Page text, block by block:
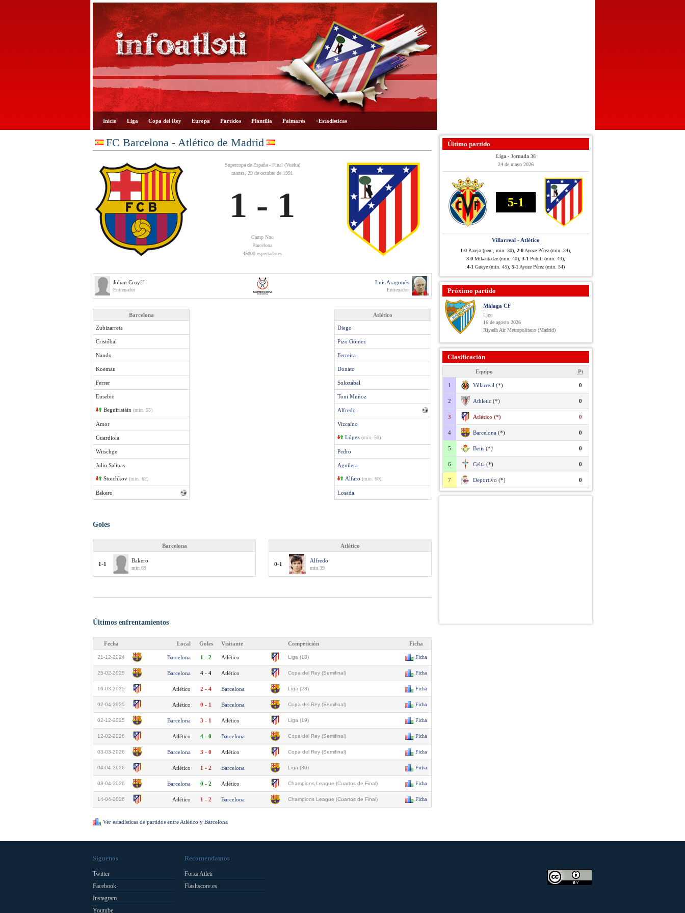
Inicio Liga Copa del Rey Europa Partidos Plantilla Palmarés +Estadísticas
FC Barcelona - Atlético de Madrid
Supercopa de España - Final (Vuelta)
martes, 29 de octubre de 1991
1 - 1
Camp Nou
Barcelona
45000 espectadores
Johan Cruyff
Entrenador
Luis Aragonés
Entrenador
Barcelona
Zubizarreta
Cristóbal
Nando
Koeman
Ferrer
Eusebio
Beguiristáin (min. 55)
Amor
Guardiola
Witschge
Julio Salinas
Stoichkov (min. 62)
Bakero
Atlético
Diego
Pizo Gómez
Ferreira
Donato
Solozábal
Toni Muñoz
Alfredo
Vizcaíno
López (min. 50)
Pedro
Aguilera
Alfaro (min. 60)
Losada
Goles
Barcelona
1-1
Bakero
min.69
Atlético
0-1
Alfredo
min.39
Últimos enfrentamientos
Fecha Local Goles Visitante Competición Ficha
21-12-2024 Barcelona 1 - 2 Atlético Liga (18) Ficha
25-02-2025 Barcelona 4 - 4 Atlético Copa del Rey (Semifinal) Ficha
16-03-2025 Atlético 2 - 4 Barcelona Liga (28) Ficha
02-04-2025 Atlético 0 - 1 Barcelona Copa del Rey (Semifinal) Ficha
02-12-2025 Barcelona 3 - 1 Atlético Liga (19) Ficha
12-02-2026 Atlético 4 - 0 Barcelona Copa del Rey (Semifinal) Ficha
03-03-2026 Barcelona 3 - 0 Atlético Copa del Rey (Semifinal) Ficha
04-04-2026 Atlético 1 - 2 Barcelona Liga (30) Ficha
08-04-2026 Barcelona 0 - 2 Atlético Champions League (Cuartos de Final) Ficha
14-04-2026 Atlético 1 - 2 Barcelona Champions League (Cuartos de Final) Ficha
Ver estadísticas de partidos entre Atlético y Barcelona
Último partido
Liga - Jornada 38
24 de mayo 2026
5-1
Villarreal - Atlético
1-0 Parejo (pen., min. 30), 2-0 Ayoze Pérez (min. 34),
3-0 Mikautadze (min. 40), 3-1 Pubill (min. 43),
4-1 Gueye (min. 45), 5-1 Ayoze Pérez (min. 54)
Próximo partido
Málaga CF
Liga
16 de agosto 2026
Riyadh Air Metropolitano (Madrid)
Clasificación
Equipo Pt
1 Villarreal (*) 0
2 Athletic (*) 0
3 Atlético (*) 0
4 Barcelona (*) 0
5 Betis (*) 0
6 Celta (*) 0
7 Deportivo (*) 0
Síguenos
Twitter
Facebook
Instagram
Youtube
Recomendamos
Forza Atleti
Flashscore.es